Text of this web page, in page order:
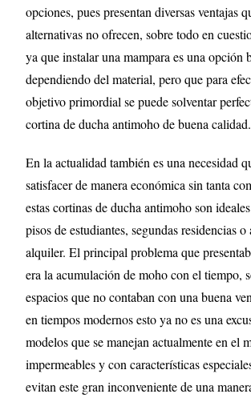
opciones, pues presentan diversas ventajas
alternativas no ofrecen, sobre todo en
ya que instalar una mampara es una opción
dependiendo del material, pero que para
objetivo primordial se puede solventar
cortina de ducha antimoho de buena calidad.
En la actualidad también es una necesidad
satisfacer de manera económica sin tanta
estas cortinas de ducha antimoho son
pisos de estudiantes, segundas residencias o
alquiler. El principal problema que
era la acumulación de moho con el tiempo,
espacios que no contaban con una buena
en tiempos modernos esto ya no es una
modelos que se manejan actualmente en el
impermeables y con características
evitan este gran inconveniente de una